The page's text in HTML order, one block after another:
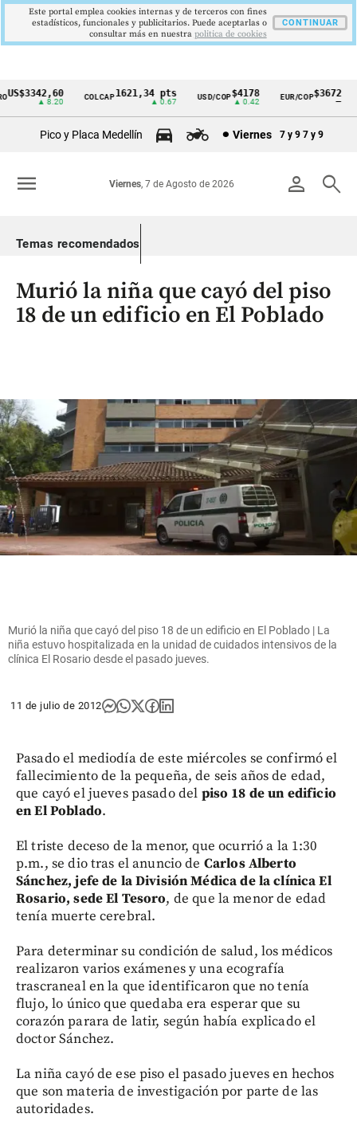
Cintillo
Colombia
▲ 8.20
COLCAP1621,34 pts
▲ 0.67
USD/COP$4178
▲ 0.42
EUR/COP$3672
Pico y Placa Medellín Viernes 7 y 9 7 y 9
person search
Viernes, 7 de Agosto de 2026
menu
Temas recomendados
Murió la niña que cayó del piso
18 de un edificio en El Poblado
Murió la niña que cayó del piso 18 de un edificio en El Poblado | La
niña estuvo hospitalizada en la unidad de cuidados intensivos de la
clínica El Rosario desde el pasado jueves.
11 de julio de 2012
Pasado el mediodía de este miércoles se confirmó el
fallecimiento de la pequeña, de seis años de edad,
que cayó el jueves pasado del piso 18 de un edificio
en El Poblado.
El triste deceso de la menor, que ocurrió a la 1:30
p.m., se dio tras el anuncio de Carlos Alberto
Sánchez, jefe de la División Médica de la clínica El
Rosario, sede El Tesoro, de que la menor de edad
tenía muerte cerebral.
Para determinar su condición de salud, los médicos
realizaron varios exámenes y una ecografía
trascraneal en la que identificaron que no tenía
flujo, lo único que quedaba era esperar que su
corazón parara de latir, según había explicado el
doctor Sánchez.
La niña cayó de ese piso el pasado jueves en hechos
que son materia de investigación por parte de las
autoridades.
Este portal emplea cookies internas y de terceros con fines
estadísticos, funcionales y publicitarios. Puede aceptarlas o
consultar más en nuestra politica de cookies
CONTINUAR